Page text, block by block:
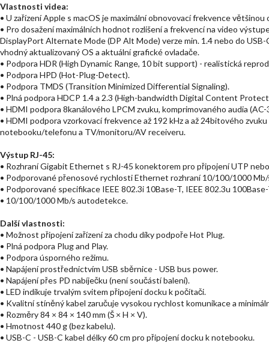
Vlastnosti videa:
• U zařízení Apple s macOS je maximální obnovovací frekvence většinou
• Pro dosažení maximálních hodnot rozlišení a frekvencí na video
DisplayPort Alternate Mode (DP Alt Mode) verze min. 1.4 nebo do
vhodný aktualizovaný OS a aktuální grafické ovladače.
• Podpora HDR (High Dynamic Range, 10 bit support) - realistická
• Podpora HPD (Hot-Plug-Detect).
• Podpora TMDS (Transition Minimized Differential Signaling).
• Plná podpora HDCP 1.4 a 2.3 (High-bandwidth Digital Content
• HDMI podpora 8kanálového LPCM zvuku, komprimovaného audia
• HDMI podpora vzorkovací frekvence až 192 kHz a až 24bitového
notebooku/telefonu a TV/monitoru/AV receiveru.
Výstup RJ-45:
• Rozhraní Gigabit Ethernet s RJ-45 konektorem pro připojení UTP
• Podporované přenosové rychlosti Ethernet rozhraní 10/100/1000 Mb/
• Podporované specifikace IEEE 802.3i 10Base-T, IEEE 802.3u
• 10/100/1000 Mb/s autodetekce.
Další vlastnosti:
• Možnost připojení zařízení za chodu díky podpoře Hot Plug.
• Plná podpora Plug and Play.
• Podpora úsporného režimu.
• Napájení prostřednictvím USB sběrnice - USB bus power.
• Napájení přes PD nabíječku (není součástí balení).
• LED indikuje trvalým svitem připojení docku k počítači.
• Kvalitní stíněný kabel zaručuje vysokou rychlost komunikace a
• Rozměry 84 × 84 × 140 mm (Š × H × V).
• Hmotnost 440 g (bez kabelu).
• USB-C - USB-C kabel délky 60 cm pro připojení docku k notebooku.